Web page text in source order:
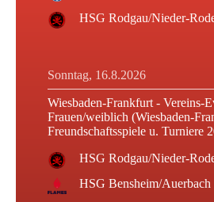
Sonntag, 16.8.2026
Wiesbaden-Frankfurt - Vereins-
Frauen/weiblich (Wiesbaden-
Freundschaftsspiele u. Turniere
HSG Bensheim/Auerbach